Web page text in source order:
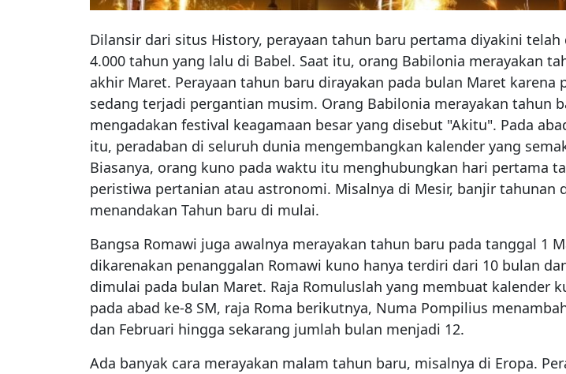
Dilansir dari situs History, perayaan tahun baru pertama diyakini
4.000 tahun yang lalu di Babel. Saat itu, orang Babilonia merayakan
akhir Maret. Perayaan tahun baru dirayakan pada bulan Maret karena
sedang terjadi pergantian musim. Orang Babilonia merayakan tahun
mengadakan festival keagamaan besar yang disebut "Akitu". Pada
itu, peradaban di seluruh dunia mengembangkan kalender yang
Biasanya, orang kuno pada waktu itu menghubungkan hari pertama
peristiwa pertanian atau astronomi. Misalnya di Mesir, banjir tahunan
menandakan Tahun baru di mulai.
Bangsa Romawi juga awalnya merayakan tahun baru pada tanggal 1
dikarenakan penanggalan Romawi kuno hanya terdiri dari 10 bulan
dimulai pada bulan Maret. Raja Romuluslah yang membuat kalender
pada abad ke-8 SM, raja Roma berikutnya, Numa Pompilius
dan Februari hingga sekarang jumlah bulan menjadi 12.
Ada banyak cara merayakan malam tahun baru, misalnya di Eropa.